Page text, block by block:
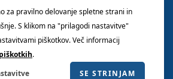
JANKOVIĆA. Vse pravice
za pravilno delovanje spletne strani in
S klikom na "prilagodi nastavitve"
piškotkov. Več informacij
.
SE STRINJAM